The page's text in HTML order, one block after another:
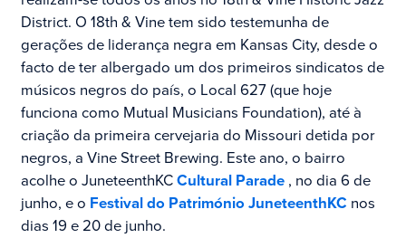
District. O 18th & Vine tem sido testemunha de
gerações de liderança negra em Kansas City, desde o
facto de ter albergado um dos primeiros sindicatos de
músicos negros do país, o Local 627 (que hoje
funciona como Mutual Musicians Foundation), até à
criação da primeira cervejaria do Missouri detida por
negros, a Vine Street Brewing. Este ano, o bairro
acolhe o JuneteenthKCCultural Parade, no dia 6 de
junho, e o Festival do Património JuneteenthKC nos
dias 19 e 20 de junho.